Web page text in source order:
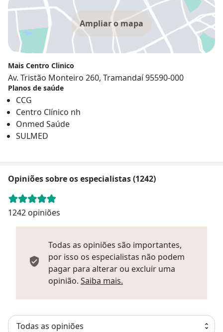
Ampliar o mapa
Mais Centro Clinico
Av. Tristão Monteiro 260, Tramandaí 95590-000
Planos de saúde
CCG
Centro Clínico nh
Onmed Saúde
SULMED
Opiniões sobre os especialistas (1242)
1242 opiniões
Todas as opiniões são importantes,
por isso os especialistas não podem
pagar para alterar ou excluir uma
opinião. Saiba mais.